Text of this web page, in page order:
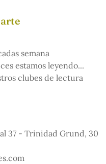
semana
estamos leyendo...
clubes de lectura
37 - Trinidad Grund, 30